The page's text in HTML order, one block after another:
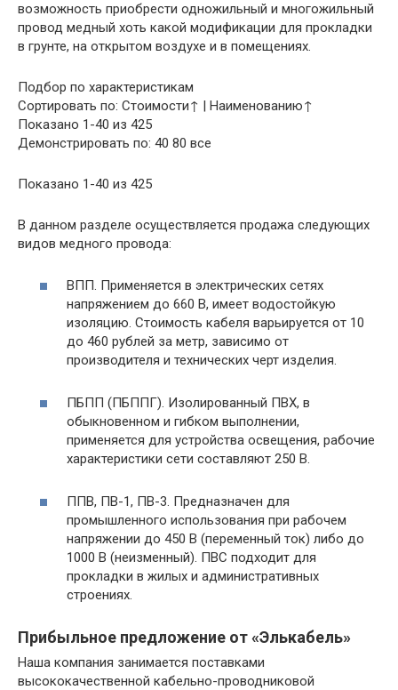
возможность приобрести одножильный и многожильный
провод медный хоть какой модификации для прокладки
в грунте, на открытом воздухе и в помещениях.
Подбор по характеристикам
Сортировать по: Стоимости↑ | Наименованию↑
Показано 1-40 из 425
Демонстрировать по: 40 80 все
Показано 1-40 из 425
В данном разделе осуществляется продажа следующих
видов медного провода:
ВПП. Применяется в электрических сетях
напряжением до 660 В, имеет водостойкую
изоляцию. Стоимость кабеля варьируется от 10
до 460 рублей за метр, зависимо от
производителя и технических черт изделия.
ПБПП (ПБППГ). Изолированный ПВХ, в
обыкновенном и гибком выполнении,
применяется для устройства освещения, рабочие
характеристики сети составляют 250 В.
ППВ, ПВ-1, ПВ-3. Предназначен для
промышленного использования при рабочем
напряжении до 450 В (переменный ток) либо до
1000 В (неизменный). ПВС подходит для
прокладки в жилых и административных
строениях.
Прибыльное предложение от «Элькабель»
Наша компания занимается поставками
высококачественной кабельно-проводниковой